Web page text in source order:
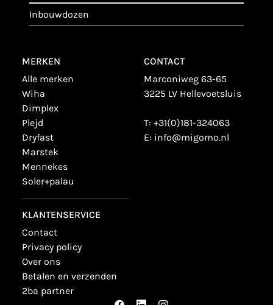
inbouwdozen
MERKEN
alle merken
wiha
dimplex
plejd
dryfast
marstek
mennekes
soler+palau
KLANTENSERVICE
contact
privacy policy
over ons
betalen en verzenden
2ba partner
CONTACT
Marconiweg 63-65
3225 LV Hellevoetsluis
T: +31(0)181-324063
E: info@migomo.nl